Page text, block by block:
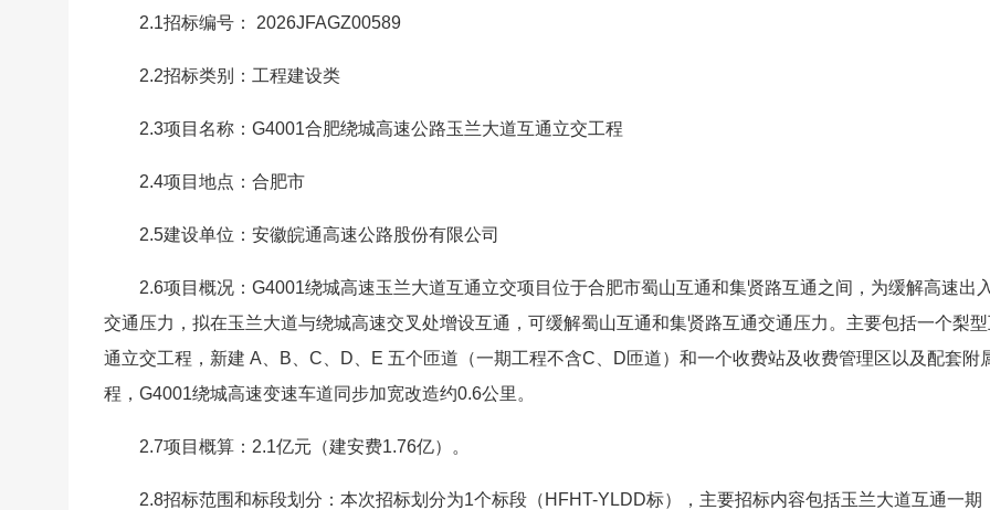
2.1招标编号： 2026JFAGZ00589
2.2招标类别：工程建设类
2.3项目名称：G4001合肥绕城高速公路玉兰大道互通立交工程
2.4项目地点：合肥市
2.5建设单位：安徽皖通高速公路股份有限公司
2.6项目概况：G4001绕城高速玉兰大道互通立交项目位于合肥市蜀山互通和集贤路互通之间，为缓解高速出
交通压力，拟在玉兰大道与绕城高速交叉处增设互通，可缓解蜀山互通和集贤路互通交通压力。主要包括一个梨
通立交工程，新建 A、B、C、D、E 五个匝道（一期工程不含C、D匝道）和一个收费站及收费管理区以及配套附
程，G4001绕城高速变速车道同步加宽改造约0.6公里。
2.7项目概算：2.1亿元（建安费1.76亿）。
2.8招标范围和标段划分：本次招标划分为1个标段（HFHT-YLDD标），主要招标内容包括玉兰大道互通一期